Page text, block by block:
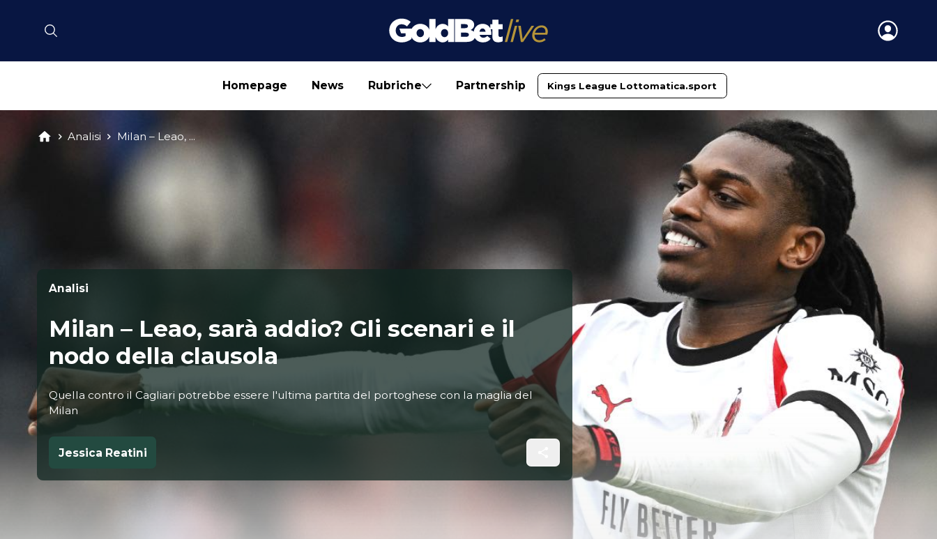
Homepage News Rubriche Partnership Kings League Lottomatica.sport
Analisi Milan – Leao, ...
Analisi
Milan – Leao, sarà addio? Gli scenari e il
nodo della clausola
Quella contro il Cagliari potrebbe essere l'ultima partita del portoghese con la maglia del
Milan
Jessica Reatini